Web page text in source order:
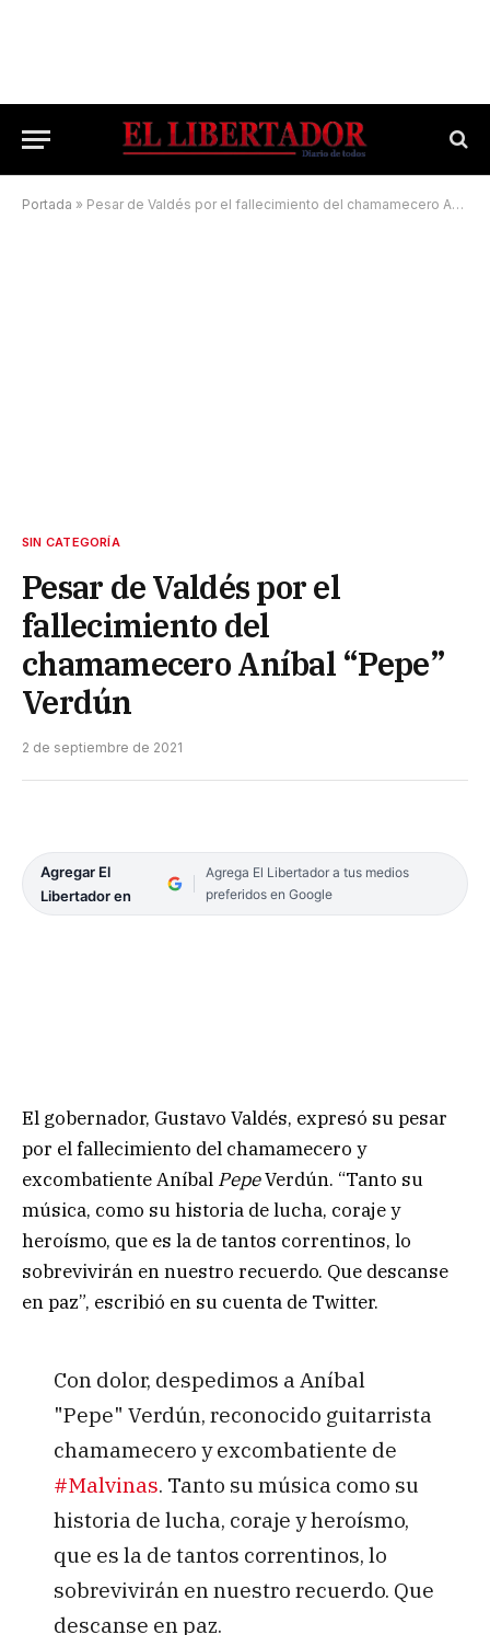
Portada » Pesar de Valdés por el fallecimiento del chamamecero Aníbal “Pepe” Verdún
SIN CATEGORÍA
Pesar de Valdés por el
fallecimiento del
chamamecero Aníbal “Pepe”
Verdún
2 de septiembre de 2021
Agregar El
Libertador en
Agrega El Libertador a tus medios
preferidos en Google
El gobernador, Gustavo Valdés, expresó su pesar
por el fallecimiento del chamamecero y
excombatiente Aníbal PepeVerdún. “Tanto su
música, como su historia de lucha, coraje y
heroísmo, que es la de tantos correntinos, lo
sobrevivirán en nuestro recuerdo. Que descanse
en paz”, escribió en su cuenta de Twitter.
Con dolor, despedimos a Aníbal
"Pepe" Verdún, reconocido guitarrista
chamamecero y excombatiente de
#Malvinas. Tanto su música como su
historia de lucha, coraje y heroísmo,
que es la de tantos correntinos, lo
sobrevivirán en nuestro recuerdo. Que
descanse en paz.